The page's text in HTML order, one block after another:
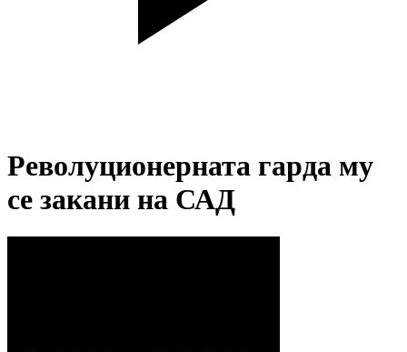
Револуционерната гарда му
се закани на САД